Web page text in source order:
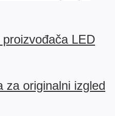
LED
za originalni izgled